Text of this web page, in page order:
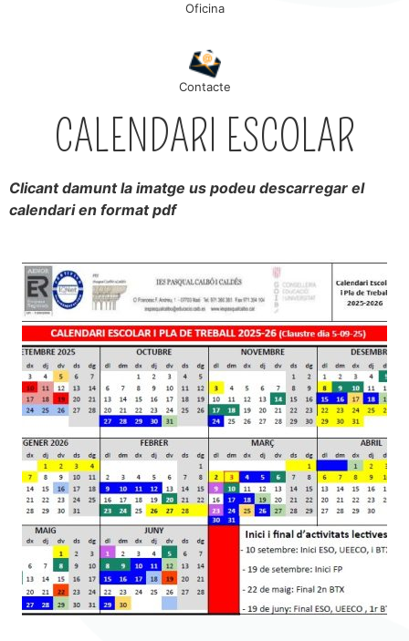
Oficina
Contacte
CALENDARI ESCOLAR
Clicant damunt la imatge us podeu descarregar el
calendari en format pdf